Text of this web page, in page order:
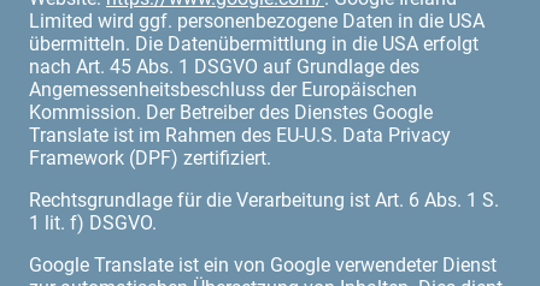
Limited wird ggf. personenbezogene Daten in die USA
übermitteln. Die Datenübermittlung in die USA erfolgt
nach Art. 45 Abs. 1 DSGVO auf Grundlage des
Angemessenheitsbeschluss der Europäischen
Kommission. Der Betreiber des Dienstes Google
Translate ist im Rahmen des EU-U.S. Data Privacy
Framework (DPF) zertifiziert.
Rechtsgrundlage für die Verarbeitung ist Art. 6 Abs. 1 S.
1 lit. f) DSGVO.
Google Translate ist ein von Google verwendeter Dienst